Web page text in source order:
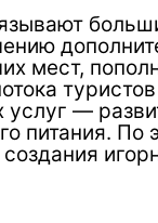
мест,
—
питания. По